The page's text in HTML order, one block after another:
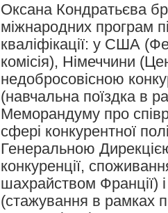
Оксана Кондратьєва
міжнародних програм
кваліфікації: у США
комісія), Німеччини
недобросовісною
(навчальна поїздка в
Меморандуму про
сфері конкурентної
Генеральною
конкуренції,
шахрайством Франції) і
(стажування в рамках